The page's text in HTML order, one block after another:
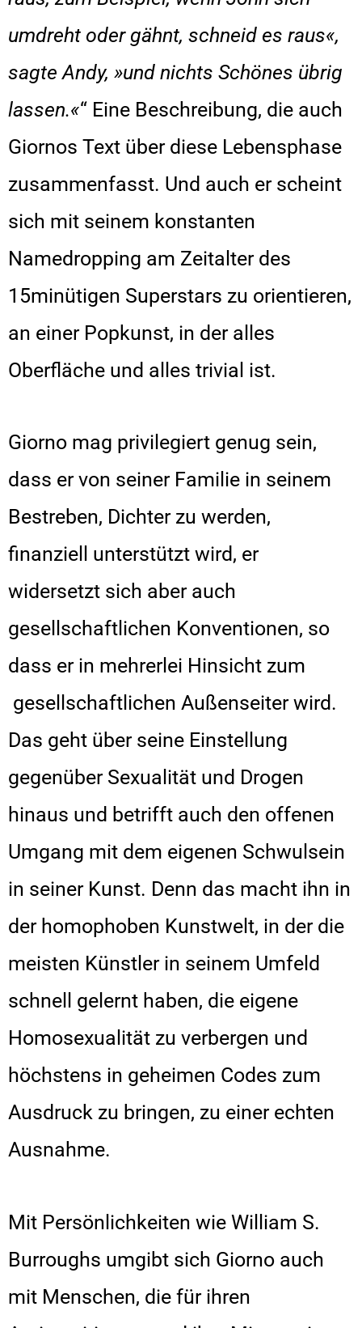
umdreht oder gähnt, schneid es raus«,
sagte Andy, »und nichts Schönes übrig
lassen.«“ Eine Beschreibung, die auch
Giornos Text über diese Lebensphase
zusammenfasst. Und auch er scheint
sich mit seinem konstanten
Namedropping am Zeitalter des
15minütigen Superstars zu orientieren,
an einer Popkunst, in der alles
Oberfläche und alles trivial ist.
Giorno mag privilegiert genug sein,
dass er von seiner Familie in seinem
Bestreben, Dichter zu werden,
finanziell unterstützt wird, er
widersetzt sich aber auch
gesellschaftlichen Konventionen, so
dass er in mehrerlei Hinsicht zum
gesellschaftlichen Außenseiter wird.
Das geht über seine Einstellung
gegenüber Sexualität und Drogen
hinaus und betrifft auch den offenen
Umgang mit dem eigenen Schwulsein
in seiner Kunst. Denn das macht ihn in
der homophoben Kunstwelt, in der die
meisten Künstler in seinem Umfeld
schnell gelernt haben, die eigene
Homosexualität zu verbergen und
höchstens in geheimen Codes zum
Ausdruck zu bringen, zu einer echten
Ausnahme.
Mit Persönlichkeiten wie William S.
Burroughs umgibt sich Giorno auch
mit Menschen, die für ihren